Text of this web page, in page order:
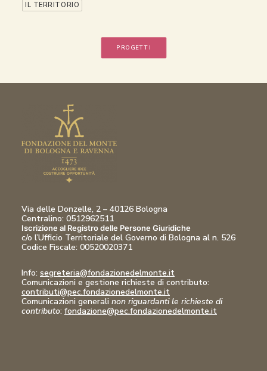
IL TERRITORIO
PROGETTI
Via delle Donzelle, 2 – 40126 Bologna
Centralino: 0512962511
Iscrizione al Registro delle Persone Giuridiche
c/o l’Ufficio Territoriale del Governo di Bologna al n. 526
Codice Fiscale: 00520020371
Info: segreteria@fondazionedelmonte.it
Comunicazioni e gestione richieste di contributo:
contributi@pec.fondazionedelmonte.it
Comunicazioni generali non riguardanti le richieste di
contributo: fondazione@pec.fondazionedelmonte.it